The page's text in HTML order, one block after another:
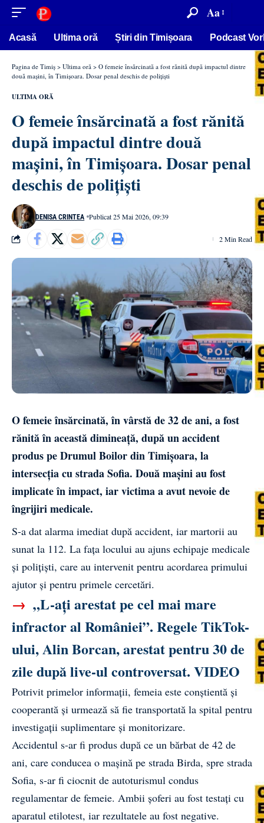
conținut Aa
Acasă Ultima oră Știri din Timișoara Podcast
Pagina de Timiș > Ultima oră > O femeie însărcinată a fost rănită după impactul dintre
două mașini, în Timișoara. Dosar penal deschis de polițiști
ULTIMA ORĂ
O femeie însărcinată a fost rănită
după impactul dintre două
mașini, în Timișoara. Dosar penal
deschis de polițiști
DENISA CRINTEA Publicat 25 Mai 2026, 09:39
2 Min Read
O femeie însărcinată, în vârstă de 32 de ani, a fost
rănită în această dimineață, după un accident
produs pe Drumul Boilor din Timișoara, la
intersecția cu strada Sofia. Două mașini au fost
implicate în impact, iar victima a avut nevoie de
îngrijiri medicale.
S-a dat alarma imediat după accident, iar martorii au
sunat la 112. La fața locului au ajuns echipaje medicale
și polițiști, care au intervenit pentru acordarea primului
ajutor și pentru primele cercetări.
→ „L-ați arestat pe cel mai mare
infractor al României”. Regele TikTok-
ului, Alin Borcan, arestat pentru 30 de
zile după live-ul controversat. VIDEO
Potrivit primelor informații, femeia este conștientă și
cooperantă și urmează să fie transportată la spital pentru
investigații suplimentare și monitorizare.
Accidentul s-ar fi produs după ce un bărbat de 42 de
ani, care conducea o mașină pe strada Birda, spre strada
Sofia, s-ar fi ciocnit de autoturismul condus
regulamentar de femeie. Ambii șoferi au fost testați cu
aparatul etilotest, iar rezultatele au fost negative.